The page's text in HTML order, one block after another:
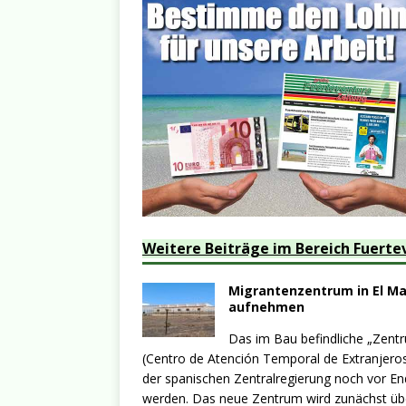
Weitere Beiträge im Bereich
Migrantenzentrum in El
aufnehmen
Das im Bau befindliche
(Centro de Atención Temporal de
der spanischen Zentralregierung noch vor
werden. Das neue Zentrum wird zunächst